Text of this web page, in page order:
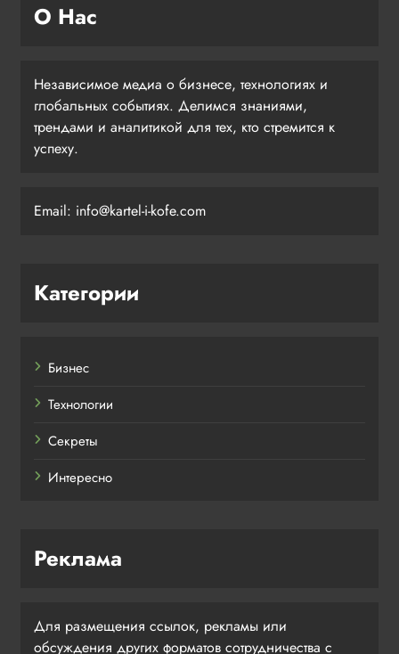
О Нас
Независимое медиа о бизнесе, технологиях и
глобальных событиях. Делимся знаниями,
трендами и аналитикой для тех, кто стремится к
успеху.
Email: info@kartel-i-kofe.com
Категории
Бизнес
Технологии
Секреты
Интересно
Реклама
Для размещения ссылок, рекламы или
обсуждения других форматов сотрудничества с